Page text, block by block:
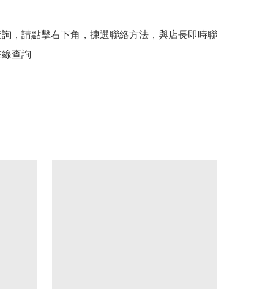
，請點擊右下角，揀選聯絡方法，與店長即時聯
查詢